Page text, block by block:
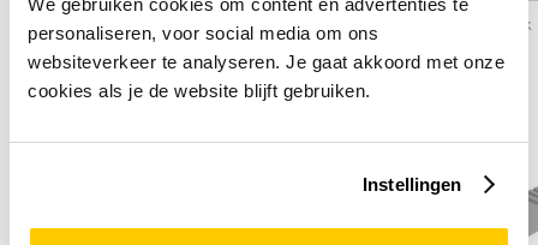
We gebruiken cookies om content en advertenties te
personaliseren, voor social media om ons
websiteverkeer te analyseren. Je gaat akkoord met onze
cookies als je de website blijft gebruiken.
Instellingen
Vergelijk Vergelijk